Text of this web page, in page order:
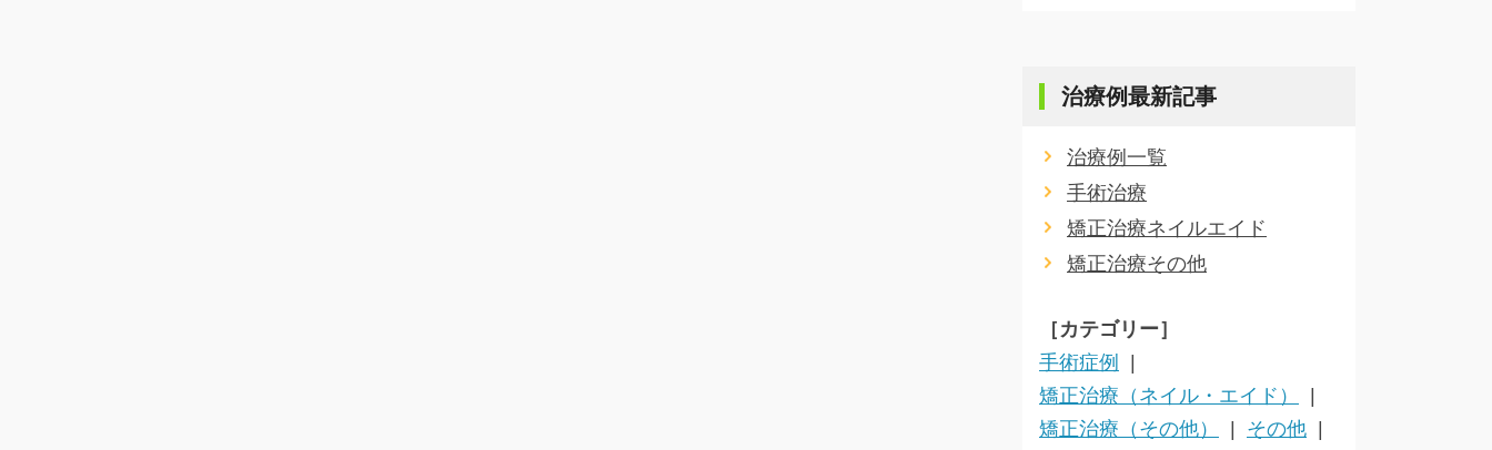
治療例最新記事
治療例一覧
手術治療
矯正治療ネイルエイド
矯正治療その他
［カテゴリー］
手術症例
矯正治療（ネイル・エイド）
矯正治療（その他）
その他